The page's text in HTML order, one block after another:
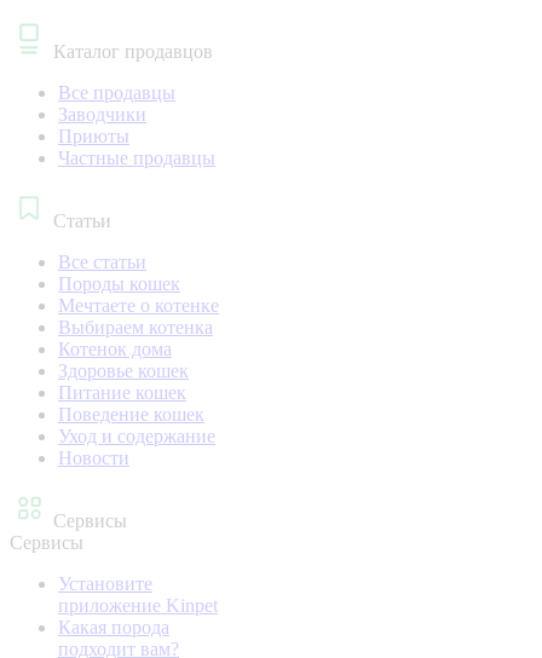
Каталог продавцов
Все продавцы
Заводчики
Приюты
Частные продавцы
Статьи
Все статьи
Породы кошек
Мечтаете о котенке
Выбираем котенка
Котенок дома
Здоровье кошек
Питание кошек
Поведение кошек
Уход и содержание
Новости
Сервисы
Сервисы
Установите
приложение Kinpet
Какая порода
подходит вам?